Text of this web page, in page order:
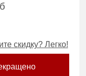
скидку? Легко!